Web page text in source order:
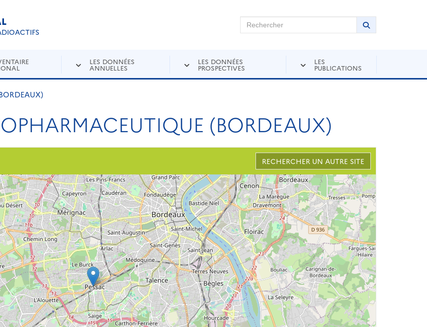
Rechercher sur Andra Inventaire Rechercher
Lancer la
LES DONNÉES
ANNUELLES
LES DONNÉES
PROSPECTIVES
LES
PUBLICATIONS
(BORDEAUX)
RECHERCHER UN AUTRE SITE